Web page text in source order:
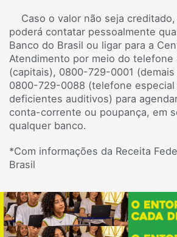
Caso o valor não seja
poderá contatar pessoalmente
Banco do Brasil ou ligar para a
Atendimento por meio do telefone
(capitais), 0800-729-0001
0800-729-0088 (telefone especial
deficientes auditivos) para
conta-corrente ou poupança, em
qualquer banco.
*Com informações da Receita
Brasil